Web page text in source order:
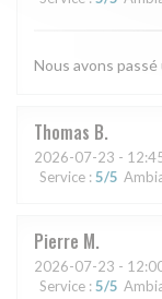
Nous avons
Thomas B
2026-07-23 -
Service : 5/5
Pierre M
2026-07-23 -
Service : 5/5